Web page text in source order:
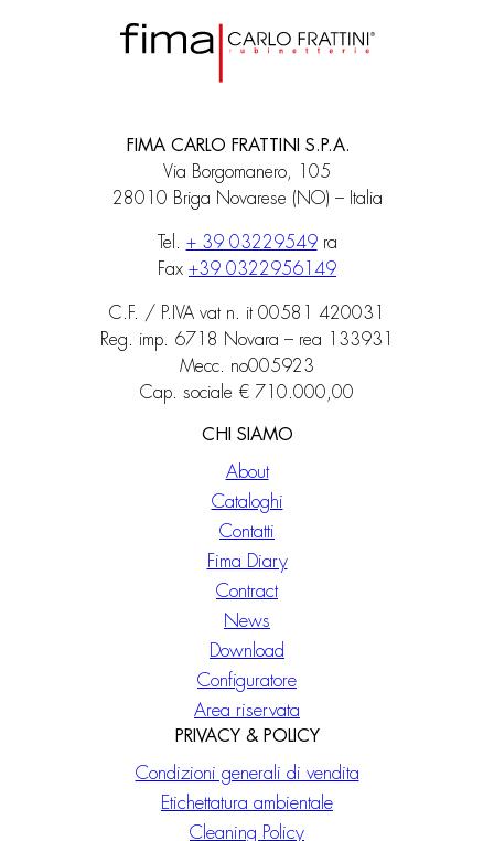
FIMA CARLO FRATTINI S.P.A.
Via Borgomanero, 105
28010 Briga Novarese (NO) – Italia
Tel. + 39 03229549ra
Fax +39 0322956149
C.F. / P.IVA vat n. it 00581 420031
Reg. imp. 6718 Novara – rea 133931
Mecc. no005923
Cap. sociale € 710.000,00
CHI SIAMO
About
Cataloghi
Contatti
Fima Diary
Contract
News
Download
Configuratore
Area riservata
PRIVACY & POLICY
Condizioni generali di vendita
Etichettatura ambientale
Cleaning Policy